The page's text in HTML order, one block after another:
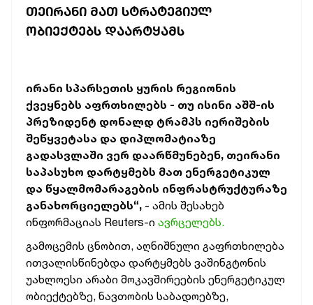
ᲗᲔᲘᲠᲐᲜᲘ ᲛᲐᲗ ᲡᲢᲠᲐᲢᲔᲒᲘᲣᲚ
ᲝᲑᲘᲔᲥᲢᲔᲑᲡ ᲓᲐᲐᲠᲢᲧᲐᲛᲡ
ირანი სპარსეთის ყურის რეგიონის
ქვეყნებს აფრთხილებს - თუ ისინი აშშ-ის
პრეზიდენტ დონალდ ტრამპს იერიშების
შეწყვეტასა და დიპლომატიაზე
გადასვლაში ვერ დაარწმუნებენ, თეირანი
საპასუხო დარტყმებს მათ ენერგეტიკულ
და წყალმომარაგების ინფრასტრუქტურაზე
განახორციელებს“, - ამის შესახებ
ინფორმაციას Reuters-ი ავრცელებს.
გამოცემის ცნობით, აღნიშნული გაფრთხილება
ითვალისწინებდა დარტყმებს ვაშინგტონის
უახლოესი არაბი მოკავშირეების ენერგეტიკულ
ობიექტებზე, ნავთობის საბადოებზე,